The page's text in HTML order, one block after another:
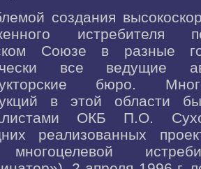
создания
истребителя
Союзе в разные
все ведущие
бюро.
в этой области
ОКБ П.О.
реализованных